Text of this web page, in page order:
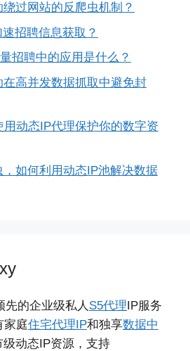
过网站的反爬虫机制？
招聘信息获取？
招聘中的应用是什么？
高并发数据抓取中避免封
用动态IP代理保护你的数字资
如何利用动态IP池解决数据
先的企业级私人 S5代理IP服务
家庭住宅代理IP和独享数据中
级动态IP资源，支持